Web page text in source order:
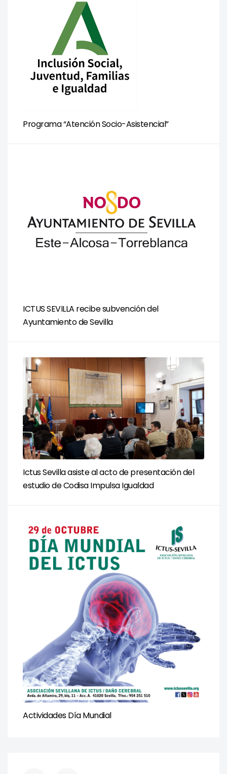
Programa “Atención Socio-Asistencial”
ICTUS SEVILLA recibe subvención del
Ayuntamiento de Sevilla
Ictus Sevilla asiste al acto de presentación del
estudio de Codisa Impulsa Igualdad
Actividades Día Mundial